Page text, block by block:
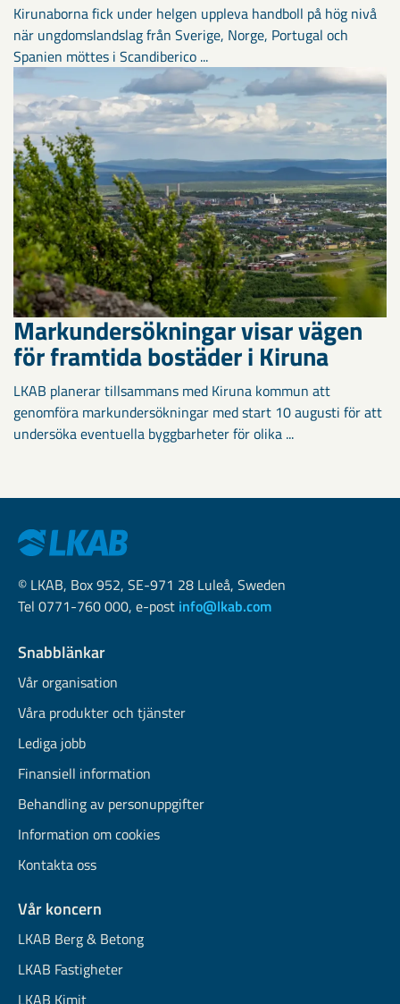
Kirunaborna fick under helgen uppleva handboll på hög nivå
när ungdomslandslag från Sverige, Norge, Portugal och
Spanien möttes i Scandiberico ...
Markundersökningar visar vägen
för framtida bostäder i Kiruna
LKAB planerar tillsammans med Kiruna kommun att
genomföra markundersökningar med start 10 augusti för att
undersöka eventuella byggbarheter för olika ...
© LKAB, Box 952, SE-971 28 Luleå, Sweden
Tel 0771-760 000, e-post info@lkab.com
Snabblänkar
Vår organisation
Våra produkter och tjänster
Lediga jobb
Finansiell information
Behandling av personuppgifter
Information om cookies
Kontakta oss
Vår koncern
LKAB Berg & Betong
LKAB Fastigheter
LKAB Kimit